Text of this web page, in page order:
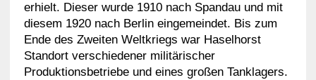
erhielt. Dieser wurde 1910 nach Spandau und mit
diesem 1920 nach Berlin eingemeindet. Bis zum
Ende des Zweiten Weltkriegs war Haselhorst
Standort verschiedener militärischer
Produktionsbetriebe und eines großen Tanklagers.